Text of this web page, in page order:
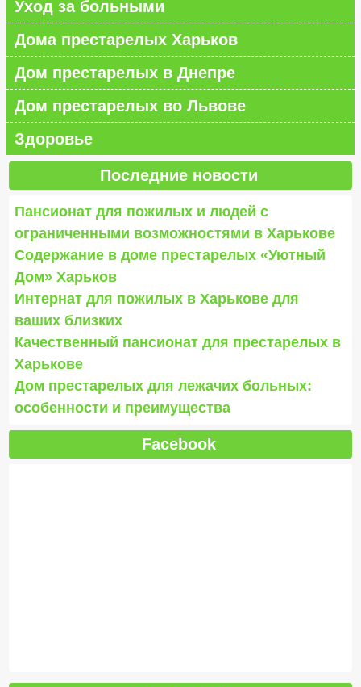
Уход за больными
Дома престарелых Харьков
Дом престарелых в Днепре
Дом престарелых во Львове
Здоровье
Последние новости
Пансионат для пожилых и людей с
ограниченными возможностями в Харькове
Содержание в доме престарелых «Уютный
Дом» Харьков
Интернат для пожилых в Харькове для
ваших близких
Качественный пансионат для престарелых в
Харькове
Дом престарелых для лежачих больных:
особенности и преимущества
Facebook